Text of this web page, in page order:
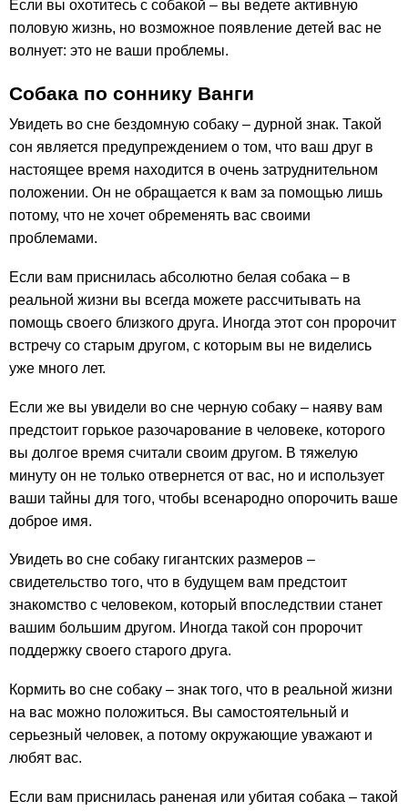
Если вы охотитесь с собакой – вы ведете активную
половую жизнь, но возможное появление детей вас не
волнует: это не ваши проблемы.
Собака по соннику Ванги
Увидеть во сне бездомную собаку – дурной знак. Такой
сон является предупреждением о том, что ваш друг в
настоящее время находится в очень затруднительном
положении. Он не обращается к вам за помощью лишь
потому, что не хочет обременять вас своими
проблемами.
Если вам приснилась абсолютно белая собака – в
реальной жизни вы всегда можете рассчитывать на
помощь своего близкого друга. Иногда этот сон пророчит
встречу со старым другом, с которым вы не виделись
уже много лет.
Если же вы увидели во сне черную собаку – наяву вам
предстоит горькое разочарование в человеке, которого
вы долгое время считали своим другом. В тяжелую
минуту он не только отвернется от вас, но и использует
ваши тайны для того, чтобы всенародно опорочить ваше
доброе имя.
Увидеть во сне собаку гигантских размеров –
свидетельство того, что в будущем вам предстоит
знакомство с человеком, который впоследствии станет
вашим большим другом. Иногда такой сон пророчит
поддержку своего старого друга.
Кормить во сне собаку – знак того, что в реальной жизни
на вас можно положиться. Вы самостоятельный и
серьезный человек, а потому окружающие уважают и
любят вас.
Если вам приснилась раненая или убитая собака – такой